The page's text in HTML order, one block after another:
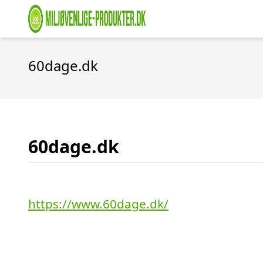
60dage.dk
60dage.dk
https://www.60dage.dk/